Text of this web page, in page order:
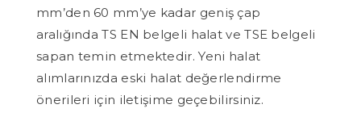
mm’den 60 mm’ye kadar geniş çap
aralığında TS EN belgeli halat ve TSE belgeli
sapan temin etmektedir. Yeni halat
alımlarınızda eski halat değerlendirme
önerileri için iletişime geçebilirsiniz.